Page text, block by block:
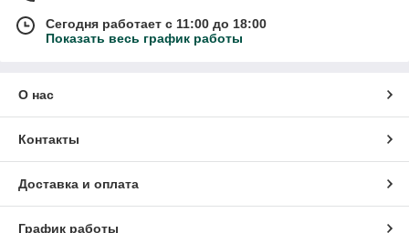
Сегодня работает с 11:00 до 18:00
Показать весь график работы
О нас
Контакты
Доставка и оплата
График работы